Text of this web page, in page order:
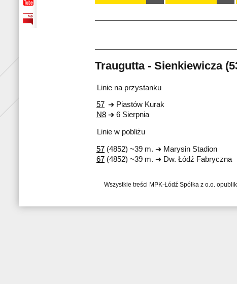
Traugutta - Sienkiewicza
Linie na przystanku
57
Piastów Kurak
N8
6 Sierpnia
Linie w pobliżu
57 (4852) ~39 m.
Marysin Stadion
67 (4852) ~39 m. Dw. Łódź Fabryczna
Wszystkie treści MPK-Łódź Spółka z o.o.